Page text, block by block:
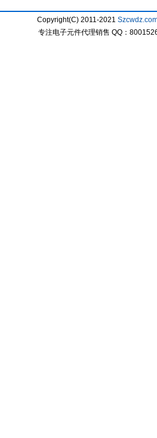
Copyright(C) 2011-2021
专注电子元件代理销售 QQ：